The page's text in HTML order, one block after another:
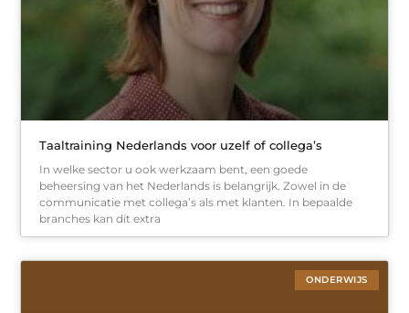
Taaltraining Nederlands voor uzelf of collega’s
In welke sector u ook werkzaam bent, een goede
beheersing van het Nederlands is belangrijk. Zowel in de
communicatie met collega’s als met klanten. In bepaalde
branches kan dit extra
ONDERWIJS